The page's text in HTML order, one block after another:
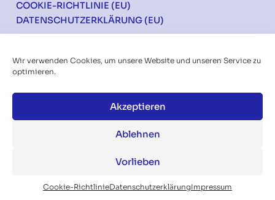
Wir verwenden Cookies, um unsere Website und unseren Service zu
optimieren.
Akzeptieren
Ablehnen
Vorlieben
Cookie-RichtlinieDatenschutzerklärungImpressum
COOKIE-RICHTLINIE (EU)
DATENSCHUTZERKLÄRUNG (EU)
Ich möchte über die Konferenzen informiert
werden